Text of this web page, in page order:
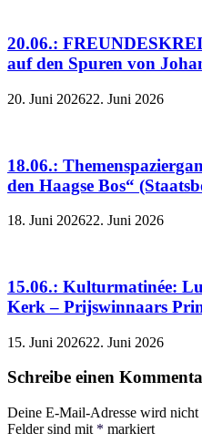
20.06.:
auf den Spuren von
20. Juni 202622. Juni 2026
18.06.:
den Haagse Bos“
18. Juni 202622. Juni 2026
15.06.: Kulturmatinée:
Kerk – Prijswinnaars
15. Juni 202622. Juni 2026
Schreibe einen
Deine E-Mail-Adresse wird
Felder sind mit * markiert